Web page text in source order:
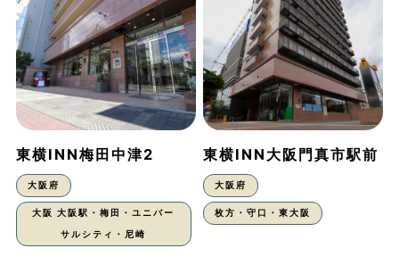
東横INN梅田中津2
大阪府
大阪 大阪駅・梅田・ユニバー
サルシティ・尼崎
東横INN大阪門真市駅前
大阪府
枚方・守口・東大阪